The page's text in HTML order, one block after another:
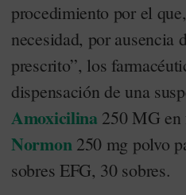
procedimiento por el
necesidad, por ausencia
prescrito”, los
dispensación de una
Amoxicilina250 MG en
Normon250 mg polvo
sobres EFG, 30 sobres.